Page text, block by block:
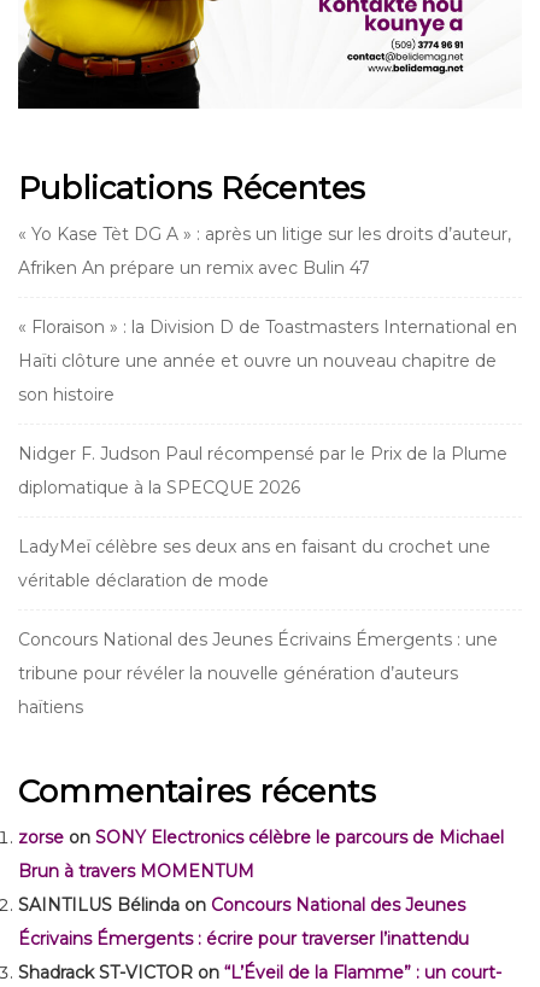
Publications Récentes
« Yo Kase Tèt DG A » : après un litige sur les droits d’auteur,
Afriken An prépare un remix avec Bulin 47
« Floraison » : la Division D de Toastmasters International en
Haïti clôture une année et ouvre un nouveau chapitre de
son histoire
Nidger F. Judson Paul récompensé par le Prix de la Plume
diplomatique à la SPECQUE 2026
LadyMeï célèbre ses deux ans en faisant du crochet une
véritable déclaration de mode
Concours National des Jeunes Écrivains Émergents : une
tribune pour révéler la nouvelle génération d’auteurs
haïtiens
Commentaires récents
zorse on SONY Electronics célèbre le parcours de Michael
Brun à travers MOMENTUM
SAINTILUS Bélinda on Concours National des Jeunes
Écrivains Émergents : écrire pour traverser l’inattendu
Shadrack ST-VICTOR on “L’Éveil de la Flamme” : un court-